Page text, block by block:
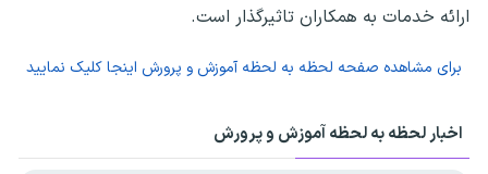
ارائه خدمات به همکاران تاثیرگذار است.
برای مشاهده صفحه لحظه به لحظه آموزش و پرورش اینجا کلیک نمایید
اخبار لحظه به لحظه آموزش و پرورش